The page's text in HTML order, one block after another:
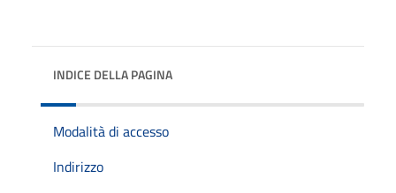
INDICE DELLA PAGINA
Modalità di accesso
Indirizzo